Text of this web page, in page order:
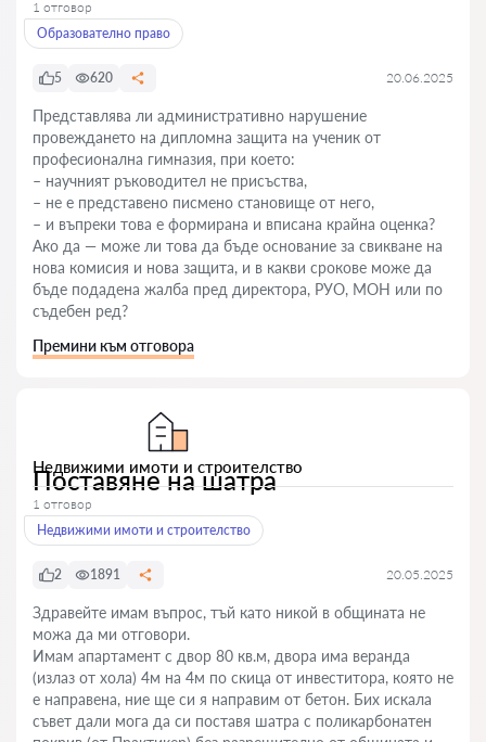
1 отговор
Образователно право
5 620 20.06.2025
Представлява ли административно нарушение
провеждането на дипломна защита на ученик от
професионална гимназия, при което:
– научният ръководител не присъства,
– не е представено писмено становище от него,
– и въпреки това е формирана и вписана крайна оценка?
Ако да — може ли това да бъде основание за свикване на
нова комисия и нова защита, и в какви срокове може да
бъде подадена жалба пред директора, РУО, МОН или по
съдебен ред?
Премини към отговора
Недвижими имоти и строителство
Поставяне на шатра
1 отговор
Недвижими имоти и строителство
2 1891 20.05.2025
Здравейте имам въпрос, тъй като никой в общината не
можа да ми отговори.
Имам апартамент с двор 80 кв.м, двора има веранда
(излаз от хола) 4м на 4м по скица от инвеститора, която не
е направена, ние ще си я направим от бетон. Бих искала
съвет дали мога да си поставя шатра с поликарбонатен